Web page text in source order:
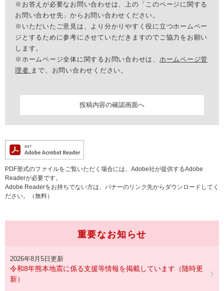
※お答えが必要なお問い合わせは、上の「このページに関する
お問い合わせ先」からお問い合わせください。
※いただいたご意見は、より分かりやすく役に立つホームペー
ジとするために参考にさせていただきますのでご協力をお願い
します。
※ホームページ全体に関するお問い合わせは、 ホームページ管
理者 まで、お問い合わせください。
PDF形式のファイルをご覧いただく場合には、Adobe社が提供するAdobe
Readerが必要です。
Adobe Readerをお持ちでない方は、バナーのリンク先からダウンロードしてく
ださい。（無料）
重要なお知らせ
2026年8月5日更新
令和8年熊本地震に係る支援等情報を掲載しています（随時更
新）